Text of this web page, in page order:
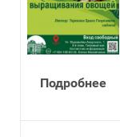
Подробнее